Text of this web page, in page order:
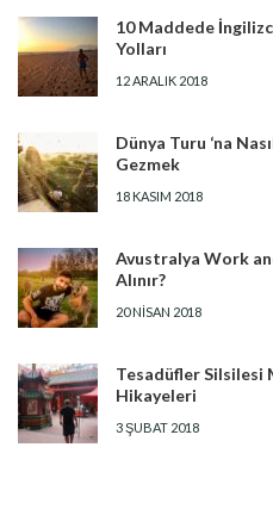
10 Maddede
Yolları
12 ARALIK 2018
Dünya Turu ‘na
Gezmek
18 KASIM 2018
Avustralya Work
Alınır?
20 NISAN 2018
Tesadüfler Silsilesi
Hikayeleri
3 ŞUBAT 2018